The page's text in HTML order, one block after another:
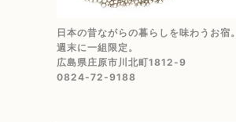
日本の昔ながらの暮らしを味わうお宿。
週末に一組限定。
広島県庄原市川北町1812-9
0824-72-9188